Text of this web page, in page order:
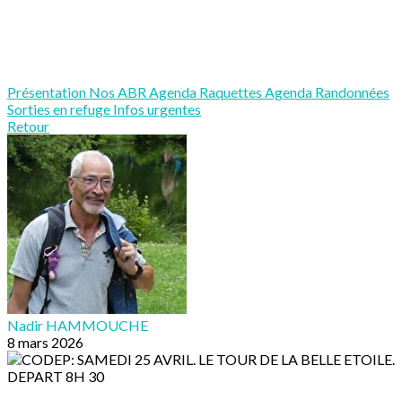
Présentation Nos ABRAgenda Raquettes Agenda Randonnées
Sorties en refuge Infos urgentes
Retour
Nadir HAMMOUCHE
8 mars 2026